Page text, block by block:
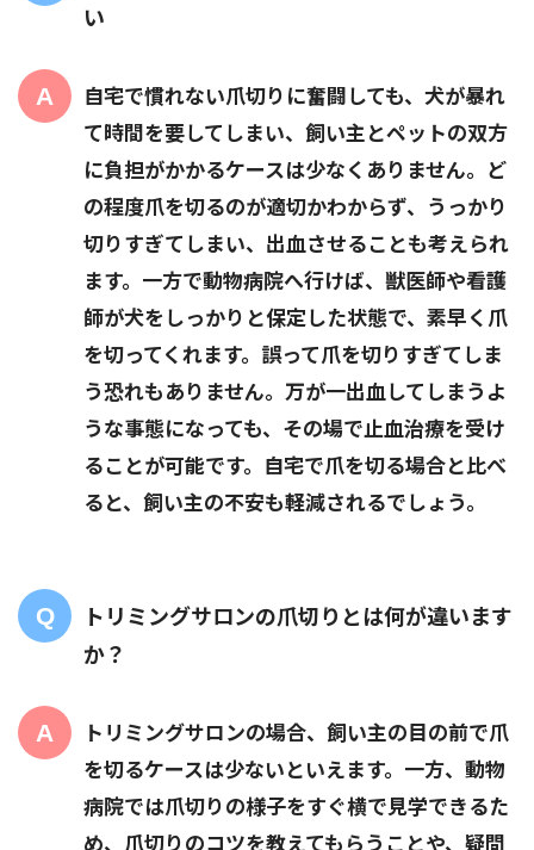
い
自宅で慣れない爪切りに奮闘しても、犬が暴れ
て時間を要してしまい、飼い主とペットの双方
に負担がかかるケースは少なくありません。ど
の程度爪を切るのが適切かわからず、うっかり
切りすぎてしまい、出血させることも考えられ
ます。一方で動物病院へ行けば、獣医師や看護
師が犬をしっかりと保定した状態で、素早く爪
を切ってくれます。誤って爪を切りすぎてしま
う恐れもありません。万が一出血してしまうよ
うな事態になっても、その場で止血治療を受け
ることが可能です。自宅で爪を切る場合と比べ
ると、飼い主の不安も軽減されるでしょう。
トリミングサロンの爪切りとは何が違います
か？
トリミングサロンの場合、飼い主の目の前で爪
を切るケースは少ないといえます。一方、動物
病院では爪切りの様子をすぐ横で見学できるた
め、爪切りのコツを教えてもらうことや、疑問